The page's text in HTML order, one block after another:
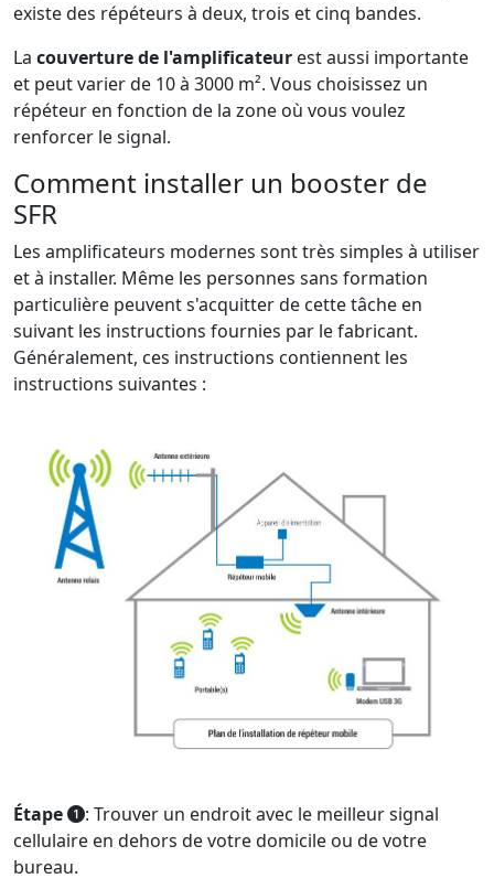
existe des répéteurs à deux, trois et cinq bandes.
La couverture de l'amplificateur est aussi importante
et peut varier de 10 à 3000 m². Vous choisissez un
répéteur en fonction de la zone où vous voulez
renforcer le signal.
Comment installer un booster de
SFR
Les amplificateurs modernes sont très simples à utiliser
et à installer. Même les personnes sans formation
particulière peuvent s'acquitter de cette tâche en
suivant les instructions fournies par le fabricant.
Généralement, ces instructions contiennent les
instructions suivantes :
Étape
: Trouver un endroit avec le meilleur signal
cellulaire en dehors de votre domicile ou de votre
bureau.